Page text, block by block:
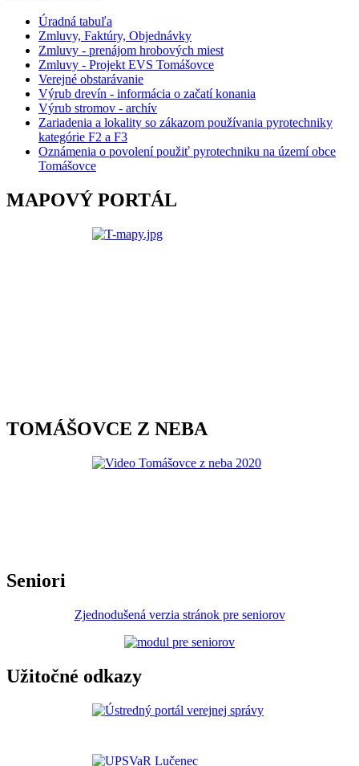
Úradná tabuľa
Zmluvy, Faktúry, Objednávky
Zmluvy - prenájom hrobových miest
Zmluvy - Projekt EVS Tomášovce
Verejné obstarávanie
Výrub drevín - informácia o začatí konania
Výrub stromov - archív
Zariadenia a lokality so zákazom používania pyrotechniky
kategórie F2 a F3
Oznámenia o povolení použiť pyrotechniku na území obce
Tomášovce
MAPOVÝ PORTÁL
TOMÁŠOVCE Z NEBA
Seniori
Zjednodušená verzia stránok pre seniorov
Užitočné odkazy